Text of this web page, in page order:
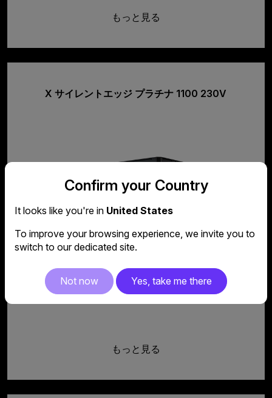
もっと見る
X サイレントエッジ プラチナ 1100 230V
もっと見る
Confirm your Country
It looks like you're in United States
To improve your browsing experience, we invite you to
switch to our dedicated site.
Not now Yes, take me there